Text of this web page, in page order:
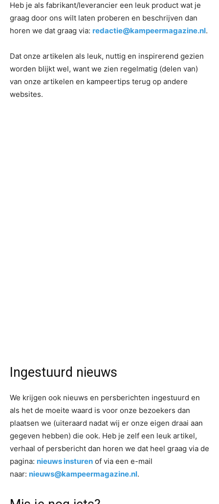
Heb je als fabrikant/leverancier een leuk product wat je
graag door ons wilt laten proberen en beschrijven dan
horen we dat graag via: redactie@kampeermagazine.nl.
Dat onze artikelen als leuk, nuttig en inspirerend gezien
worden blijkt wel, want we zien regelmatig (delen van)
van onze artikelen en kampeertips terug op andere
websites.
Ingestuurd nieuws
We krijgen ook nieuws en persberichten ingestuurd en
als het de moeite waard is voor onze bezoekers dan
plaatsen we (uiteraard nadat wij er onze eigen draai aan
gegeven hebben) die ook. Heb je zelf een leuk artikel,
verhaal of persbericht dan horen we dat heel graag via de
pagina: nieuws insturen of via een e-mail
naar: nieuws@kampeermagazine.nl.